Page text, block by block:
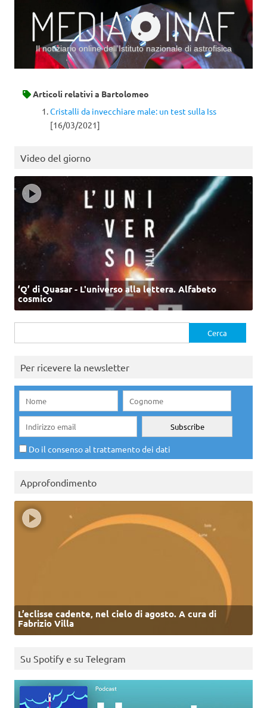
Il notiziario online dell’Istituto nazionale di astrofisica
Articoli relativi a Bartolomeo
Cristalli da invecchiare male: un test sulla Iss
[16/03/2021]
Video del giorno
‘Q’ di Quasar - L'universo alla lettera. Alfabeto
cosmico
per:
Per ricevere la newsletter
Do il consenso al trattamento dei dati
Approfondimento
L’eclisse cadente, nel cielo di agosto. A cura di
Fabrizio Villa
Su Spotify e su Telegram